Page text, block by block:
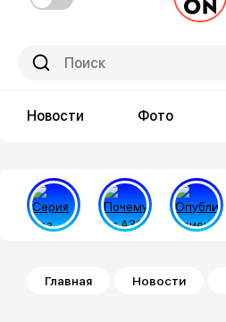
Новости Фото
Строка навигации
Главная Новости